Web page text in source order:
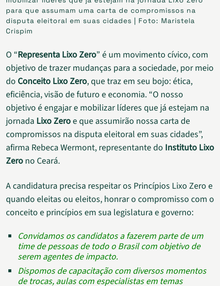
para que assumam uma carta de compromissos na
disputa eleitoral em suas cidades | Foto: Maristela
Crispim
O “Representa Lixo Zero” é um movimento cívico, com
objetivo de trazer mudanças para a sociedade, por meio
do Conceito Lixo Zero, que traz em seu bojo: ética,
eficiência, visão de futuro e economia. “O nosso
objetivo é engajar e mobilizar líderes que já estejam na
jornada Lixo Zeroe que assumirão nossa carta de
compromissos na disputa eleitoral em suas cidades”,
afirma Rebeca Wermont, representante do Instituto Lixo
Zero no Ceará.
A candidatura precisa respeitar os Princípios Lixo Zero e
quando eleitas ou eleitos, honrar o compromisso com o
conceito e princípios em sua legislatura e governo:
Convidamos os candidatos a fazerem parte de um
time de pessoas de todo o Brasil com objetivo de
serem agentes de impacto.
Dispomos de capacitação com diversos momentos
de trocas, aulas com especialistas em temas